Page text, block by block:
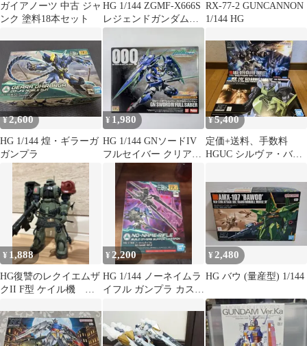
ガイアノーツ 中古 ジャ
ンク 塗料18本セット
HG 1/144 ZGMF-X666S
レジェンドガンダム
素組み
RX-77-2 GUNCANNON
1/144 HG
¥2,600
HG 1/144 煌・ギラーガ
ガンプラ
¥ 1,980
HG 1/144 GNソードIV
フルセイバー クリアカ
ラー
¥5,400
定価+送料、手数料
HGUC シルヴァ・バレ
ネ ガンプラセット
¥ 1,888
HG復讐のレクイエムザ
クII F型 ケイル機 組
¥2,200
HG 1/144 ノーネイムラ
イフル ガンプラ カスタ
¥2,480
HG バウ (量産型) 1/144